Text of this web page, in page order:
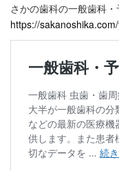
さかの歯科の一般歯科
https://